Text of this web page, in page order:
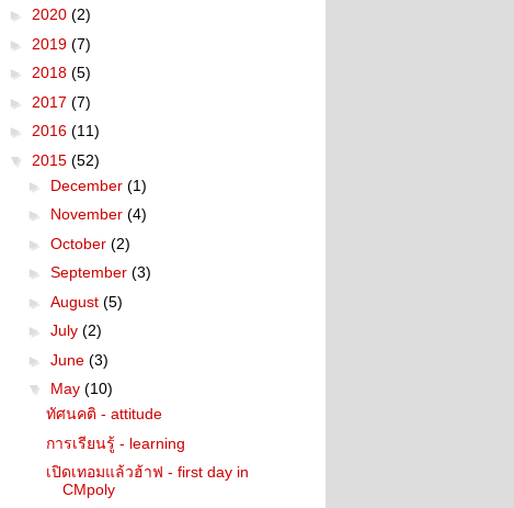
► 2020 (2)
► 2019 (7)
► 2018 (5)
► 2017 (7)
► 2016 (11)
▼ 2015 (52)
► December (1)
► November (4)
► October (2)
► September (3)
► August (5)
► July (2)
► June (3)
▼ May (10)
ทัศนคติ - attitude
การเรียนรู้ - learning
เปิดเทอมแล้วฮ้าฟ - first day in
CMpoly